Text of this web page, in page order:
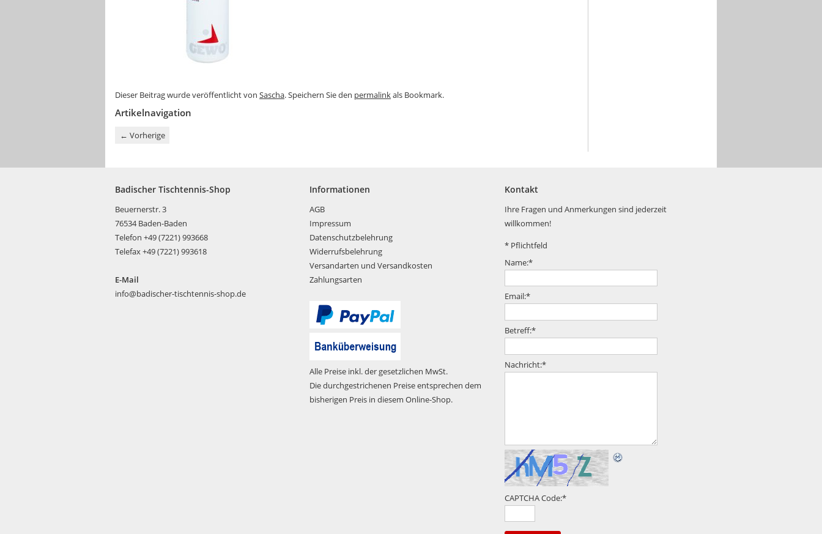
Dieser Beitrag wurde veröffentlicht von Sascha. Speichern Sie den permalinkals Bookmark.
Artikelnavigation
← Vorherige
Badischer Tischtennis-Shop
Beuernerstr. 3
76534 Baden-Baden
Telefon +49 (7221) 993668
Telefax +49 (7221) 993618
E-Mail
info@badischer-tischtennis-shop.de
Informationen
AGB
Impressum
Datenschutzbelehrung
Widerrufsbelehrung
Versandarten und Versandkosten
Zahlungsarten
Alle Preise inkl. der gesetzlichen MwSt.
Die durchgestrichenen Preise entsprechen dem
bisherigen Preis in diesem Online-Shop.
Kontakt
Ihre Fragen und Anmerkungen sind jederzeit
willkommen!
* Pflichtfeld
Name:*
Email:*
Betreff:*
Nachricht:*
CAPTCHA Code:*